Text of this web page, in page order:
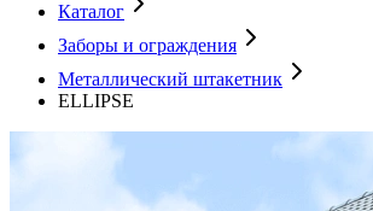
Каталог
Заборы и ограждения
Металлический штакетник
ELLIPSE